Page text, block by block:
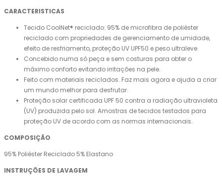
CARACTERISTICAS
Tecido CoolNet® reciclado: 95% de microfibra de poliéster
reciclado com propriedades de gerenciamento de umidade,
efeito de resfriamento, proteção UV UPF50 e peso ultraleve.
Concebido numa só peça e sem costuras para obter o
máximo conforto evitando irritações na pele.
Feito com materiais reciclados. Faz mais agora e ajuda a criar
um mundo melhor para desfrutar.
Proteção solar certificada UPF 50 contra a radiação ultravioleta
(UV) produzida pelo sol. Amostras de tecidos testados para
proteção UV de acordo com as normas internacionais.
COMPOSIÇÃO
95% Poliéster Reciclado 5% Elastano
INSTRUÇÕES DE LAVAGEM